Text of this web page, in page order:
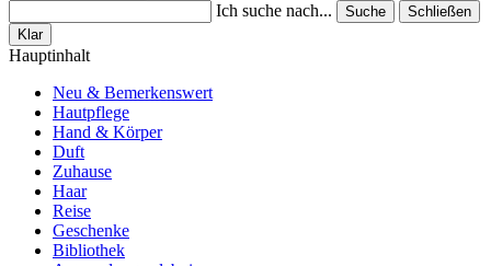
Ich suche nach... Suche
Schließen
Klar
Hauptinhalt
Neu & Bemerkenswert
Hautpflege
Hand & Körper
Duft
Zuhause
Haar
Reise
Geschenke
Bibliothek